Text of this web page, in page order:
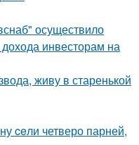
осуществило
инвесторам на
живу в старенькой
ceли четверо парней,